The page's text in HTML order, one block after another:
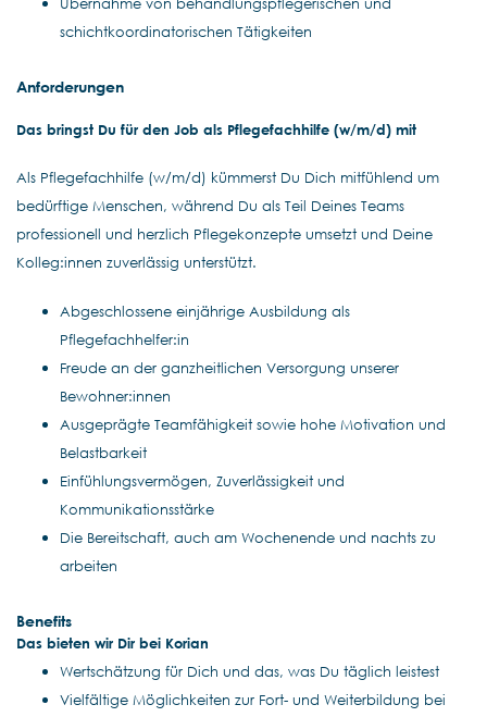
schichtkoordinatorischen Tätigkeiten
Anforderungen
Das bringst Du für den Job als Pflegefachhilfe (w/m/d) mit
Als Pflegefachhilfe (w/m/d) kümmerst Du Dich mitfühlend um
bedürftige Menschen, während Du als Teil Deines Teams
professionell und herzlich Pflegekonzepte umsetzt und Deine
Kolleg:innen zuverlässig unterstützt.
Abgeschlossene einjährige Ausbildung als
Pflegefachhelfer:in
Freude an der ganzheitlichen Versorgung unserer
Bewohner:innen
Ausgeprägte Teamfähigkeit sowie hohe Motivation und
Belastbarkeit
Einfühlungsvermögen, Zuverlässigkeit und
Kommunikationsstärke
Die Bereitschaft, auch am Wochenende und nachts zu
arbeiten
Benefits
Das bieten wir Dir bei Korian
Wertschätzung für Dich und das, was Du täglich leistest
Vielfältige Möglichkeiten zur Fort- und Weiterbildung bei